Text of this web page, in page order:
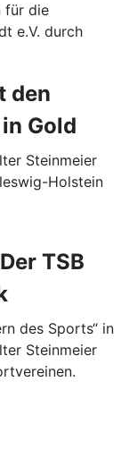
für die
e.V. durch
den
Gold
Steinmeier
Holstein
TSB
des Sports“ in
Steinmeier